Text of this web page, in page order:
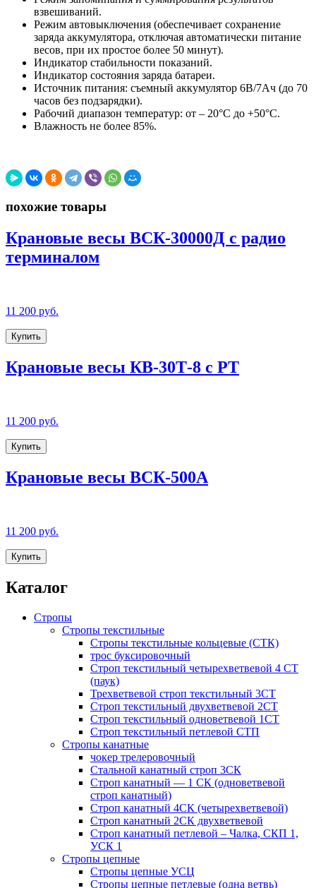
взвешиваний.
Режим автовыключения (обеспечивает сохранение
заряда аккумулятора, отключая автоматически питание
весов, при их простое более 50 минут).
Индикатор стабильности показаний.
Индикатор состояния заряда батареи.
Источник питания: съемный аккумулятор 6В/7Ач (до 70
часов без подзарядки).
Рабочий диапазон температур: от – 20°C до +50°С.
Влажность не более 85%.
похожие товары
Крановые весы ВСК-30000Д с радио
терминалом
11 200 руб.
Купить
Крановые весы КВ-30Т-8 с РТ
11 200 руб.
Купить
Крановые весы ВСК-500А
11 200 руб.
Купить
Каталог
Стропы
Стропы текстильные
Стропы текстильные кольцевые (СТК)
трос буксировочный
Строп текстильный четырехветвевой 4 СТ
(паук)
Трехветвевой строп текстильный 3CT
Строп текстильный двухветвевой 2СТ
Строп текстильный одноветвевой 1СТ
Строп текстильный петлевой СТП
Стропы канатные
чокер трелеровочный
Стальной канатный строп 3СК
Строп канатный — 1 СК (одноветвевой
строп канатный)
Строп канатный 4СК (четырехветвевой)
Строп канатный 2СК двухветвевой
Строп канатный петлевой – Чалка, СКП 1,
УСК 1
Стропы цепные
Стропы цепные УСЦ
Стропы цепные петлевые (одна ветвь)